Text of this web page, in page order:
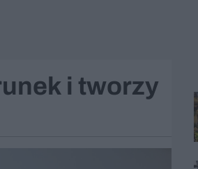
i tworzy